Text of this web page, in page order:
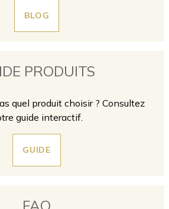
BLOG
PRODUITS
quel produit choisir ? Consultez
guide interactif.
GUIDE
FAQ